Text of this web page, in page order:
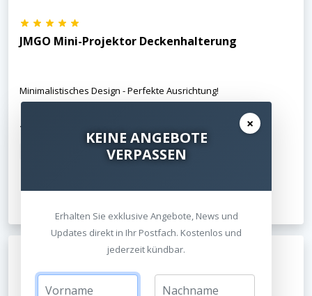
JMGO Mini-Projektor Deckenhalterung
Minimalistisches Design - Perfekte Ausrichtung!
129,00 €
Kostenloser Versand
Jetzt ansehen
×
KEINE ANGEBOTE
VERPASSEN
Erhalten Sie exklusive Angebote, News und
Updates direkt in Ihr Postfach. Kostenlos und
jederzeit kündbar.